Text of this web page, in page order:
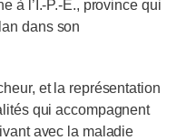
à l’Î.-P.-É., province qui
dans son
et la représentation
qui accompagnent
avec la maladie